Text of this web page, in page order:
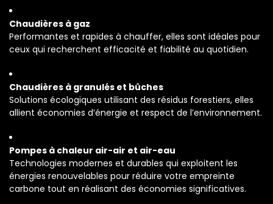
Chaudières à gaz
Performantes et rapides à chauffer, elles sont idéales pour
ceux qui recherchent efficacité et fiabilité au quotidien.
Chaudières à granulés et bûches
Solutions écologiques utilisant des résidus forestiers, elles
allient économies d’énergie et respect de l’environnement.
Pompes à chaleur air-air et air-eau
Technologies modernes et durables qui exploitent les
énergies renouvelables pour réduire votre empreinte
carbone tout en réalisant des économies significatives.